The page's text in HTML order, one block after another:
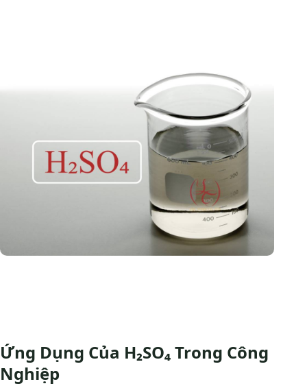
Ứng Dụng Của H₂SO₄ Trong Công
Nghiệp